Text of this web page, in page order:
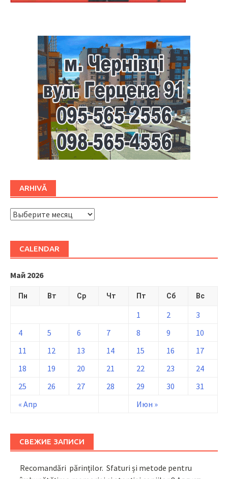
ARHIVĂ
ARHIVĂ
CALENDAR
Май 2026
Пн Вт Ср Чт Пт Сб Вс
« Апр Июн »
1 2
3
4
5 6 7 8 9
10
11
12 13 14 15 16
17
18
19 20 21 22 23
24
25
26 27 28 29 30 31
СВЕЖИЕ ЗАПИСИ
Recomandări părinţilor. Sfaturi și metode pentru